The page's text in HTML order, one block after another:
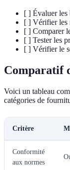
[ ] Évaluer les
[ ] Vérifier les
[ ] Comparer
[ ] Tester les
[ ] Vérifier le
Comparatif
Voici un tableau
catégories de
Critère
Conformité
aux normes